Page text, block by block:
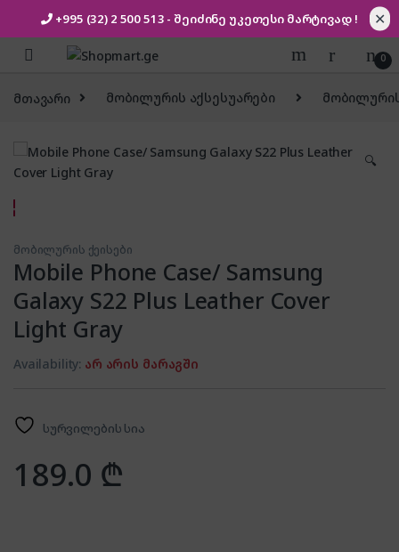
+995 (32) 2 500 513 - შეიძინე უკეთესი მარტივად ! ✕
Skip to navigation
Skip to content
0
მთავარი მობილურის აქსესუარები
🔍
მობილურის ქეისები
Mobile Phone Case/ Samsung
Galaxy S22 Plus Leather Cover
Light Gray
Availability: არ არის მარაგში
სურვილების სია
189.0 ₾